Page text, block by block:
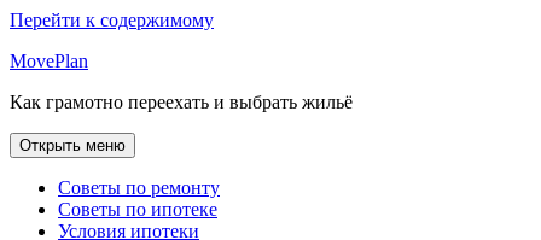
Перейти к содержимому
MovePlan
Как грамотно переехать и выбрать жильё
Открыть меню
Советы по ремонту
Советы по ипотеке
Условия ипотеки